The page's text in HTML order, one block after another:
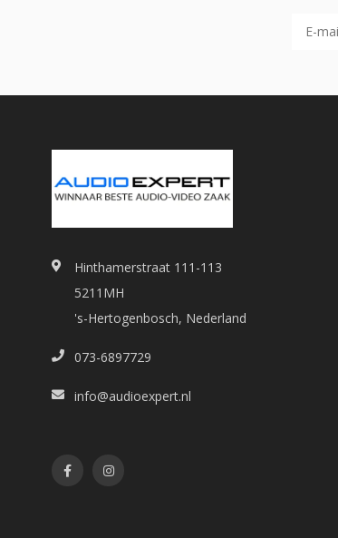
Hinthamerstraat 111-113
5211MH
's-Hertogenbosch, Nederland
073-6897729
info@audioexpert.nl